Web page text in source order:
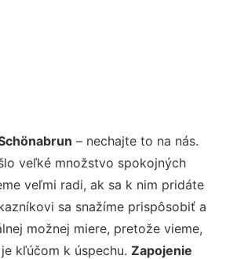
– nechajte to na nás.
veľké množstvo spokojných
veľmi radi, ak sa k nim pridáte
sa snažíme prispôsobiť a
možnej miere, pretože vieme,
kľúčom k úspechu. Zapojenie